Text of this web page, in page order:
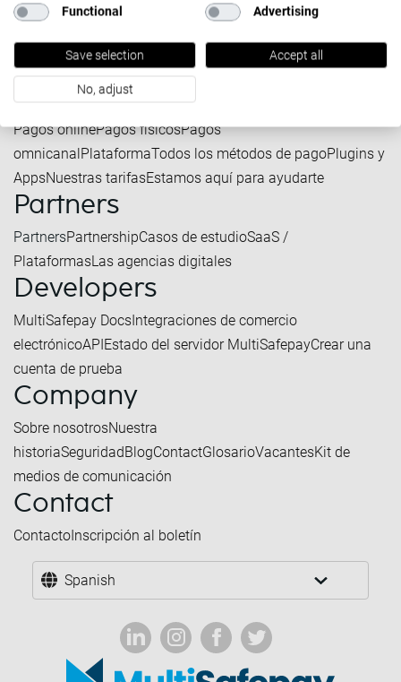
Spanish
Solutions
Pagos onlinePagos físicosPagos
omnicanalPlataformaTodos los métodos de pagoPlugins y
AppsNuestras tarifasEstamos aquí para ayudarte
Partners
PartnersPartnershipCasos de estudioSaaS /
PlataformasLas agencias digitales
Developers
MultiSafepay DocsIntegraciones de comercio
electrónicoAPIEstado del servidor MultiSafepayCrear una
cuenta de prueba
Company
Sobre nosotrosNuestra
historiaSeguridadBlogContactGlosarioVacantesKit de
medios de comunicación
Contact
ContactoInscripción al boletín
Spanish
Functional Advertising
Save selection Accept all
No, adjust